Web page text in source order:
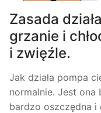
Zasada
grzanie i
i zwięźle.
Jak działa pompa
normalnie. Jest ona
bardzo oszczędna